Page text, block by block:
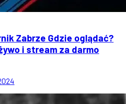
Zabrze Gdzie oglądać?
i stream za darmo